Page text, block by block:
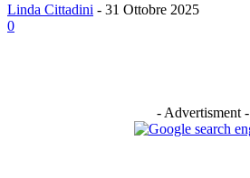
Linda Cittadini - 31 Ottobre 2025
0
- Advertisment -